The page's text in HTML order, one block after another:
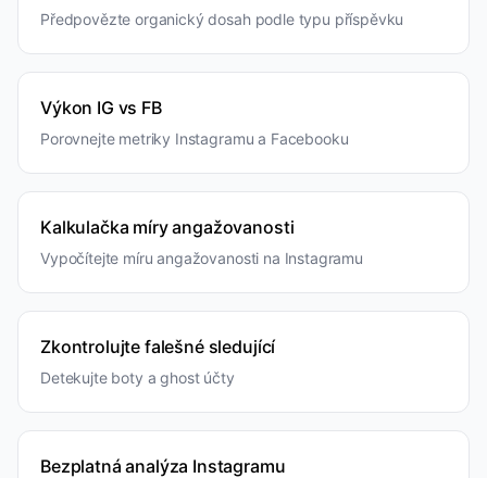
Předpovězte organický dosah podle typu příspěvku
Výkon IG vs FB
Porovnejte metriky Instagramu a Facebooku
Kalkulačka míry angažovanosti
Vypočítejte míru angažovanosti na Instagramu
Zkontrolujte falešné sledující
Detekujte boty a ghost účty
Bezplatná analýza Instagramu